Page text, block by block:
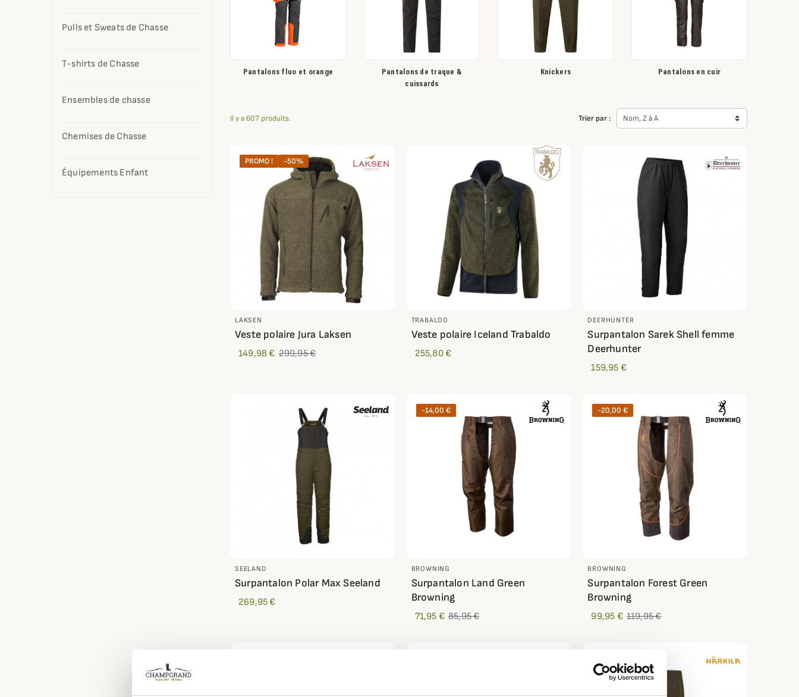
Pulls et Sweats de Chasse
T-shirts de Chasse
Ensembles de chasse
Chemises de Chasse
Équipements Enfant
Pantalons fluo et orange
Pantalons de traque &
cuissards
Knickers Pantalons en cuir
Trier par : Nom, Z à A
Il y a 607 produits.
PROMO ! -50%
LAKSEN
Veste polaire Jura Laksen
149,98 € 299,95 €
TRABALDO
Veste polaire Iceland Trabaldo
255,80 €
DEERHUNTER
Surpantalon Sarek Shell femme
Deerhunter
159,95 €
SEELAND
Surpantalon Polar Max Seeland
269,95 €
-14,00 €
BROWNING
Surpantalon Land Green
Browning
71,95 € 85,95 €
-20,00 €
BROWNING
Surpantalon Forest Green
Browning
99,95 € 119,95 €